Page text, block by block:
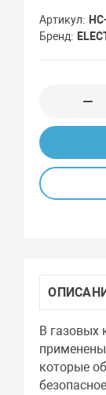
Артикул
Бренд
В газовых
которые